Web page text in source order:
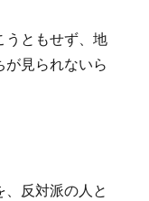
うともせず、地
見られないら
反対派の人と